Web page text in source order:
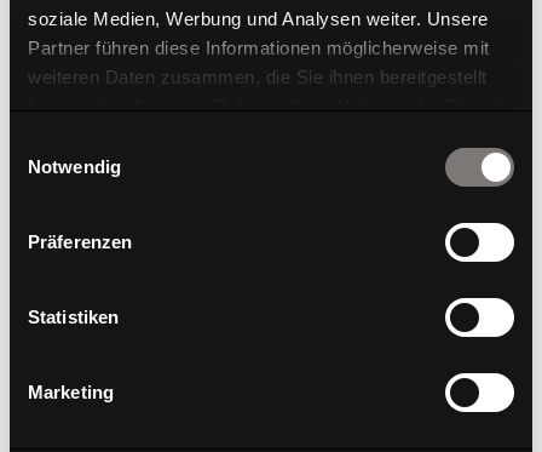
soziale Medien, Werbung und Analysen weiter. Unsere
Partner führen diese Informationen möglicherweise mit
weiteren Daten zusammen, die Sie ihnen bereitgestellt
haben oder die sie im Rahmen Ihrer Nutzung der Dienste
Notwendig
Präferenzen
Statistiken
Marketing